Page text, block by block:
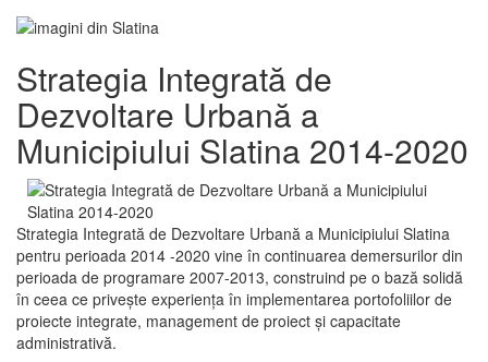
Strategia Integrată de
Dezvoltare Urbană a
Municipiului Slatina 2014-2020
Strategia Integrată de Dezvoltare Urbană a Municipiului Slatina
pentru perioada 2014 -2020 vine în continuarea demersurilor din
perioada de programare 2007-2013, construind pe o bază solidă
în ceea ce priveşte experienţa în implementarea portofoliilor de
proiecte integrate, management de proiect și capacitate
administrativă.